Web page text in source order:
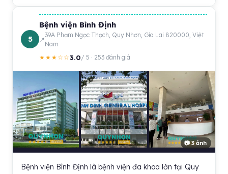
5
Bệnh viện Bình Định
39A Phạm Ngọc Thạch, Quy Nhơn, Gia Lai 820000, Việt
Nam
★★★☆☆3.0/ 5 · 253 đánh giá
📷 3 ảnh
Bệnh viện Bình Định là bệnh viện đa khoa lớn tại Quy